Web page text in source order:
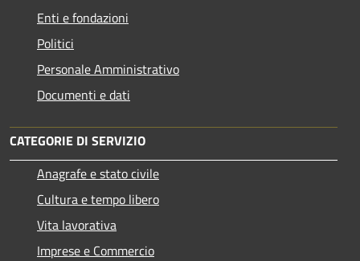
Enti e fondazioni
Politici
Personale Amministrativo
Documenti e dati
CATEGORIE DI SERVIZIO
Anagrafe e stato civile
Cultura e tempo libero
Vita lavorativa
Imprese e Commercio